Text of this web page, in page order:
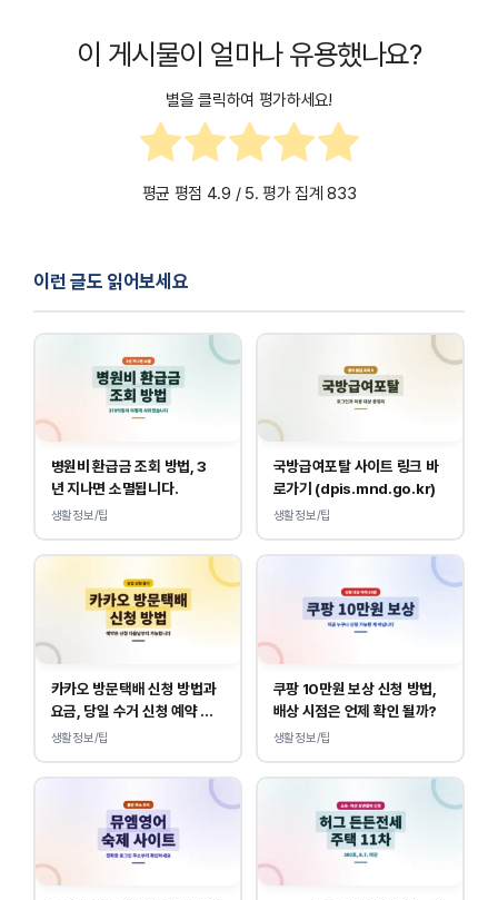
이 게시물이 얼마나 유용했나요?
별을 클릭하여 평가하세요!
평균 평점 4.9 / 5. 평가 집계833
이런 글도 읽어보세요
병원비 환급금 조회 방법, 3
년 지나면 소멸됩니다.
생활정보/팁
국방급여포탈 사이트 링크 바
로가기 (dpis.mnd.go.kr)
생활정보/팁
카카오 방문택배 신청 방법과
요금, 당일 수거 신청 예약 안
내
생활정보/팁
쿠팡 10만원 보상 신청 방법,
배상 시점은 언제 확인 될까?
생활정보/팁